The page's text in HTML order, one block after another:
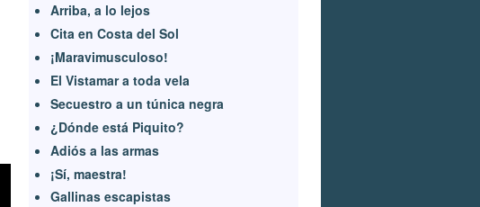
Arriba, a lo lejos
Cita en Costa del Sol
¡Maravimusculoso!
El Vistamar a toda vela
Secuestro a un túnica negra
¿Dónde está Piquito?
Adiós a las armas
¡Sí, maestra!
Gallinas escapistas